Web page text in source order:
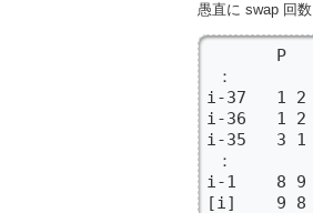
愚直に swap 回
       P
：
i-37   1 2
i-36   1 2 3
i-35   3 1
：
i-1    8 9
[i]    9 8